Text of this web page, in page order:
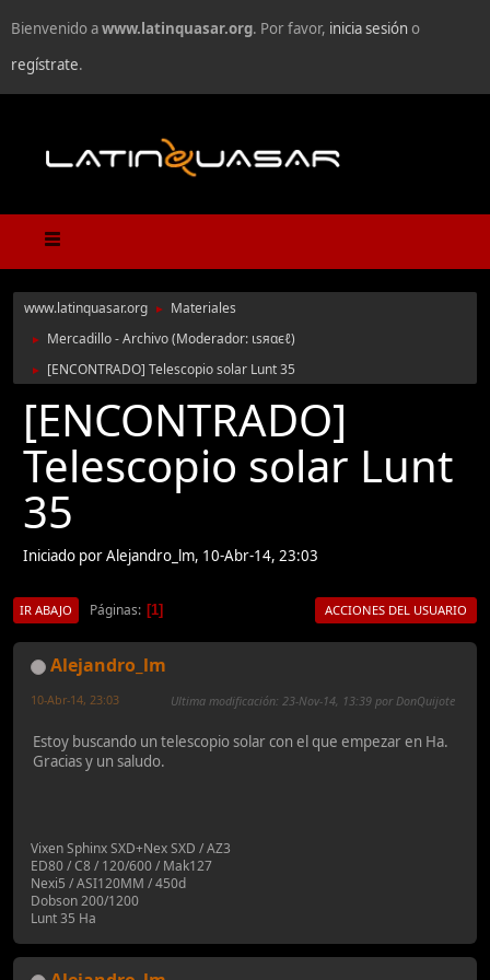
Bienvenido awww.latinquasar.org. Por favor, inicia sesióno
regístrate.
www.latinquasar.org ► Materiales
► Mercadillo - Archivo(Moderador: ιѕяαєℓ)
► [ENCONTRADO] Telescopio solar Lunt 35
[ENCONTRADO]
Telescopio solar Lunt
35
Iniciado por Alejandro_lm, 10-Abr-14, 23:03
IR ABAJO Páginas 1 ACCIONES DEL USUARIO
Alejandro_lm
10-Abr-14, 23:03 Ultima modificación: 23-Nov-14, 13:39 por DonQuijote
Estoy buscando un telescopio solar con el que empezar en Ha.
Gracias y un saludo.
Vixen Sphinx SXD+Nex SXD / AZ3
ED80 / C8 / 120/600 / Mak127
Nexi5 / ASI120MM / 450d
Dobson 200/1200
Lunt 35 Ha